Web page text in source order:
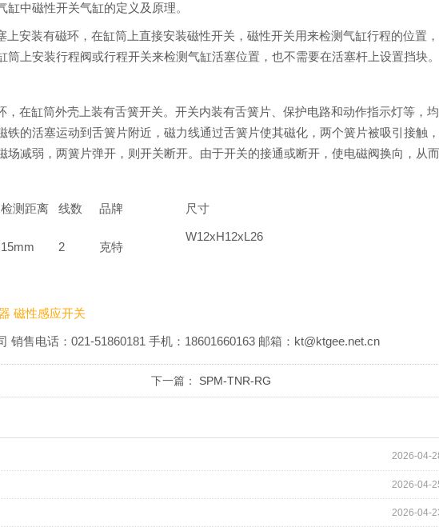
中磁性开关气缸的定义及原理。
装有磁环，在缸筒上直接安装磁性开关，磁性开关用来检测气缸行程的位置，
上安装行程阀或行程开关来检测气缸活塞位置，也不需要在活塞杆上设置挡块。
在缸筒外壳上装有舌簧开关。开关内装有舌簧片、保护电路和动作指示灯等，均
的活塞运动到舌簧片附近，磁力线通过舌簧片使其磁化，两个簧片被吸引接触，
场减弱，两簧片弹开，则开关断开。由于开关的接通或断开，使电磁阀换向，从而
检测距离 线数 品牌 尺寸
15mm 2 克特
W12xH12xL26
磁性感应开关
销售电话：021-51860181 手机：18601660163 邮箱：kt@ktgee.net.cn
下一篇： SPM-TNR-RG
2026-04-
2026-04-
2026-04-